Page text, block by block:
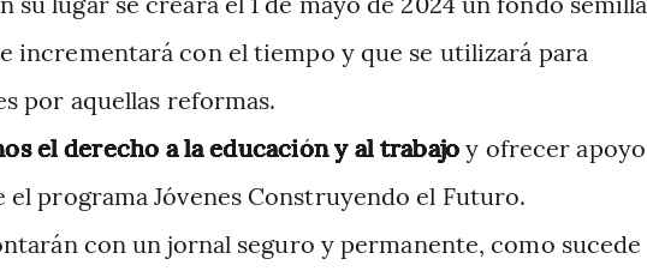
incrementará con el tiempo y que se utilizará para
por aquellas reformas.
el derecho a la educación y al trabajoy ofrecer apoyo
programa Jóvenes Construyendo el Futuro.
con un jornal seguro y permanente, como sucede